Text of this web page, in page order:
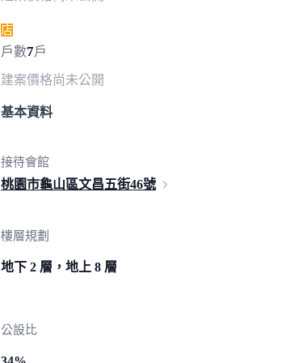
店
戶數7戶
建案價格尚未公開
基本資料
接待會館
桃園市龜山區文昌五街46號
樓層規劃
地下 2 層，地上 8 層
公設比